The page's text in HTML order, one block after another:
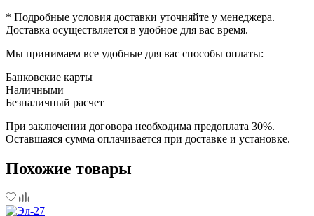
* Подробные условия доставки уточняйте у менеджера.
Доставка осуществляется в удобное для вас время.
Мы принимаем все удобные для вас способы оплаты:
Банковские карты
Наличными
Безналичный расчет
При заключении договора необходима предоплата 30%.
Оставшаяся сумма оплачивается при доставке и установке.
Похожие товары